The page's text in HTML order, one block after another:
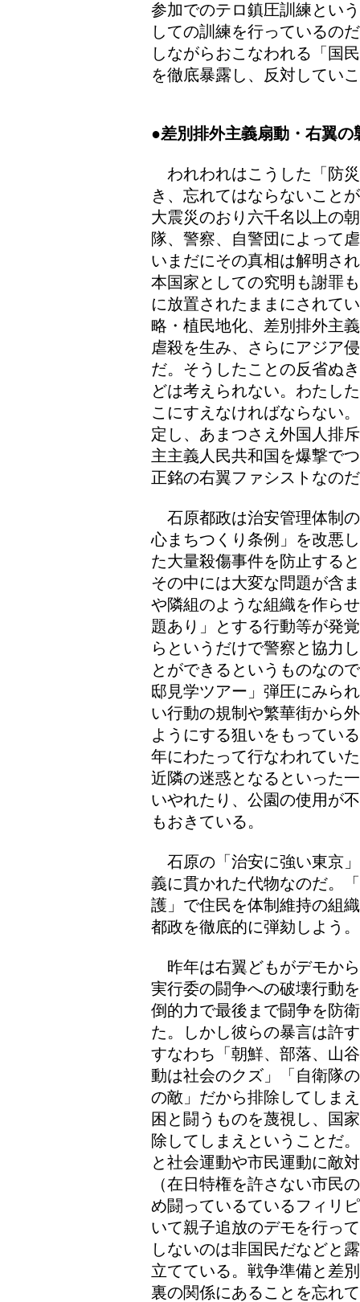
参加でのテロ鎮圧訓練とい
しての訓練を行っているの
しながらおこなわれる「国
を徹底暴露し、反対してい
●差別排外主義扇動・右翼の
われわれはこうした「防
き、忘れてはならないこと
大震災のおり六千名以上の
隊、警察、自警団によって
いまだにその真相は解明さ
本国家としての究明も謝罪
に放置されたままにされて
略・植民地化、差別排外主
虐殺を生み、さらにアジア
だ。そうしたことの反省ぬ
どは考えられない。わたし
こにすえなければならない
定し、あまつさえ外国人排
主主義人民共和国を爆撃で
正銘の右翼ファシストなの
石原都政は治安管理体制
心まちつくり条例」を改悪
た大量殺傷事件を防止する
その中には大変な問題が含
や隣組のような組織を作ら
題あり」とする行動等が発
らというだけで警察と協力
とができるというものなの
邸見学ツアー」弾圧にみら
い行動の規制や繁華街から
ようにする狙いをもってい
年にわたって行なわれてい
近隣の迷惑となるといった
いやれたり、公園の使用が
もおきている。
石原の「治安に強い東京
義に貫かれた代物なのだ。
護」で住民を体制維持の組
都政を徹底的に弾劾しよう。
昨年は右翼どもがデモか
実行委の闘争への破壊行動
倒的力で最後まで闘争を防
た。しかし彼らの暴言は許
すなわち「朝鮮、部落、山
動は社会のクズ」「自衛隊
の敵」だから排除してしま
困と闘うものを蔑視し、国
除してしまえということだ
と社会運動や市民運動に敵
（在日特権を許さない市民
め闘っているているフィリ
いて親子追放のデモを行っ
しないのは非国民だなどと
立てている。戦争準備と差
裏の関係にあることを忘れ